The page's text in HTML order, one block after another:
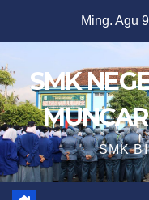
Ming. Agu
SMK
SMK